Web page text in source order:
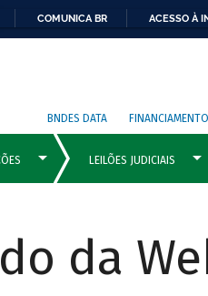
COMUNICA BR ACESSO À
BNDES DATA
da